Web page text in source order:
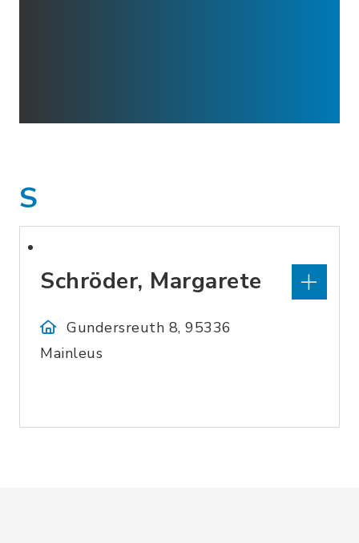
S
Schröder, Margarete
Gundersreuth 8, 95336
Mainleus